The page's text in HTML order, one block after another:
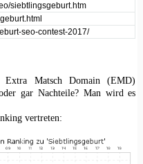
siebtlingsgeburt.htm
seo-contest-2017/
Matsch Domain (EMD)
gar Nachteile? Man wird es
vertreten: